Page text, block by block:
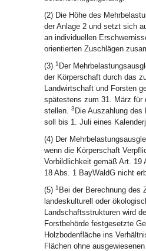
(2) Die Höhe des
der Anlage 2 und setzt sich
an individuellen
orientierten Zuschlägen
(3) 1 Der
der Körperschaft durch das
Landwirtschaft und Forsten
spätestens zum 31. März für
stellen. 3 Die Auszahlung
soll bis 1. Juli eines
(4) Der
wenn die Körperschaft
Vorbildlichkeit gemäß Art. 19
18 Abs. 1 BayWaldG nicht
(5) 1 Bei der Berechnung des
landeskulturell oder
Landschaftsstrukturen wird
Forstbehörde festgesetzte
Holzbodenfläche ins
Flächen ohne